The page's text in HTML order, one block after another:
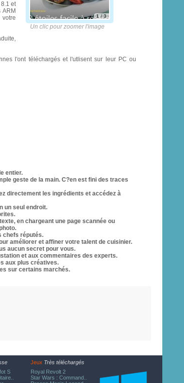
1 /3
Un clic pour zoomer l'image
et
l'ont téléchargés et l'utlisent sur leur PC ou
entier.
geste de la main. C?en est fini des traces
directement les ingrédients et accédez à
un seul endroit.
en chargeant une page scannée ou
chefs réputés.
améliorer et affiner votre talent de cuisinier.
aucun secret pour vous.
et aux commentaires des experts.
aux plus créatives.
sur certains marchés.
S
Jeux Très téléchargés
Royal Revolt 2
Star Wars : Command..